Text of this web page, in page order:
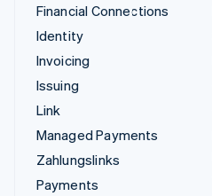
Financial Connections
Identity
Invoicing
Issuing
Link
Managed Payments
Zahlungslinks
Payments